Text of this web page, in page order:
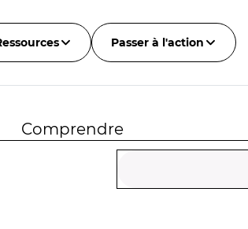
Passer à l'action
Comprendre